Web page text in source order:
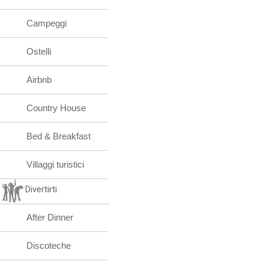
Campeggi
Ostelli
Airbnb
Country House
Bed & Breakfast
Villaggi turistici
Divertirti
After Dinner
Discoteche